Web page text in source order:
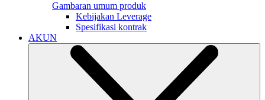
Gambaran umum produk
Kebijakan Leverage
Spesifikasi kontrak
AKUN